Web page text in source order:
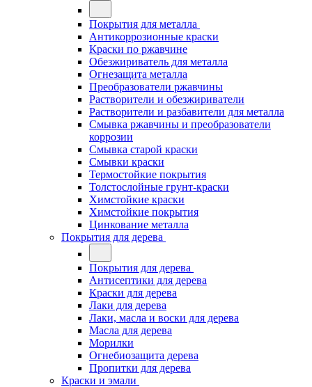
Покрытия для металла
Антикоррозионные краски
Краски по ржавчине
Обезжириватель для металла
Огнезащита металла
Преобразователи ржавчины
Растворители и обезжириватели
Растворители и разбавители для металла
Смывка ржавчины и преобразователи
коррозии
Смывка старой краски
Смывки краски
Термостойкие покрытия
Толстослойные грунт-краски
Химстойкие краски
Химстойкие покрытия
Цинкование металла
Покрытия для дерева
Покрытия для дерева
Антисептики для дерева
Краски для дерева
Лаки для дерева
Лаки, масла и воски для дерева
Масла для дерева
Морилки
Огнебиозащита дерева
Пропитки для дерева
Краски и эмали